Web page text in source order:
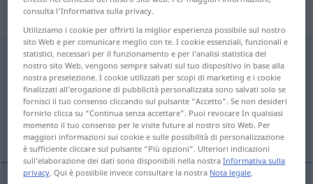
„uykulu“
uykulu
Panoramica di tutte le traduzion
(Fai clic sulla/Tocca traduzione per maggiori dettagli)
schläfrig, unausgeschlafen
consulta l'Informativa sulla privacy.
Utilizziamo i cookie per offrirti la miglior esperienza possibile sul nostro
sito Web e per comunicare meglio con te. I cookie essenziali, funzionali e
statistici, necessari per il funzionamento e per l’analisi statistica del
nostro sito Web, vengono sempre salvati sul tuo dispositivo in base alla
nostra preselezione. I cookie utilizzati per scopi di marketing e i cookie
finalizzati all’erogazione di pubblicità personalizzata sono salvati solo se
fornisci il tuo consenso cliccando sul pulsante “Accetto”. Se non desideri
fornirlo clicca su “Continua senza accettare”. Puoi revocare In qualsiasi
momento il tuo consenso per le visite future al nostro sito Web. Per
maggiori informazioni sui cookie e sulle possibilità di personalizzazione
è sufficiente cliccare sul pulsante “Più opzioni”. Ulteriori indicazioni
sull’elaborazione dei dati sono disponibili nella nostraInformativa sulla
privacy. Qui è possibile invece consultare la nostra Nota legale.